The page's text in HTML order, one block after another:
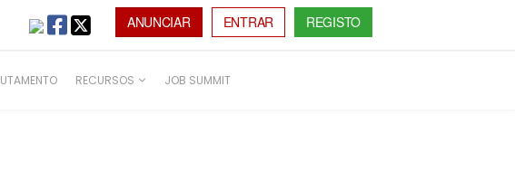
ANUNCIAR ENTRAR REGISTO
RECURSOS JOB SUMMIT